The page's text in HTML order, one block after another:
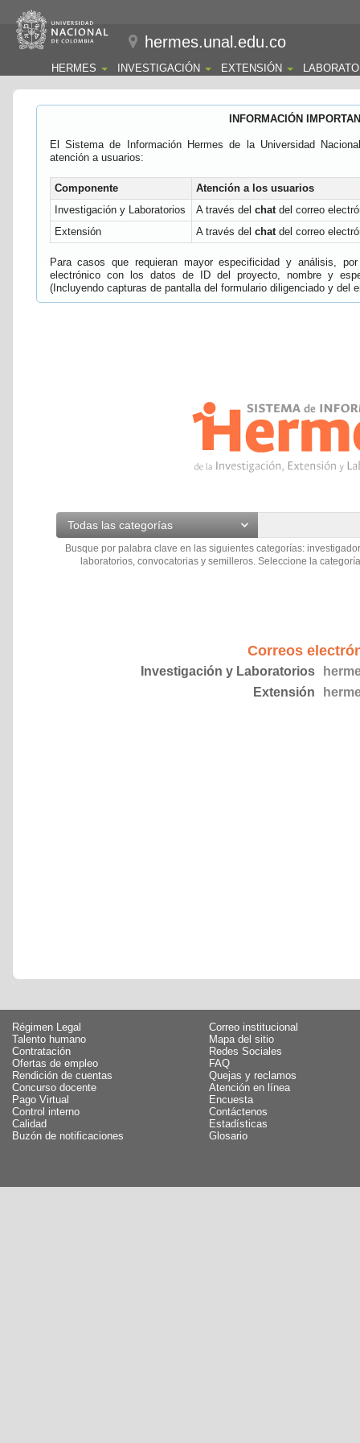
hermes.unal.edu.co
HERMES INVESTIGACIÓN EXTENSIÓN
INFORMACIÓN
El Sistema de Información Hermes de la Universidad
atención a usuarios:
Componente
Atención a los usuarios
Investigación y Laboratorios
A través del chatdel correo
Extensión
A través del chatdel correo
Para casos que requieran mayor especificidad y análisis,
electrónico con los datos de ID del proyecto, nombre y
(Incluyendo capturas de pantalla del formulario diligenciado y del
Todas las categorías
Busque por palabra clave en las siguientes categorías:
laboratorios, convocatorias y semilleros. Seleccione la
Correos
Investigación y Laboratorios
Extensión
Régimen Legal
Talento humano
Contratación
Ofertas de empleo
Rendición de cuentas
Concurso docente
Pago Virtual
Control interno
Calidad
Buzón de notificaciones
Correo institucional
Mapa del sitio
Redes Sociales
FAQ
Quejas y reclamos
Atención en línea
Encuesta
Contáctenos
Estadísticas
Glosario